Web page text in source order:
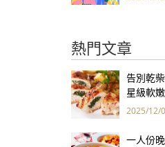
熱門文章
告別乾
星級軟
2025/12/
一人份